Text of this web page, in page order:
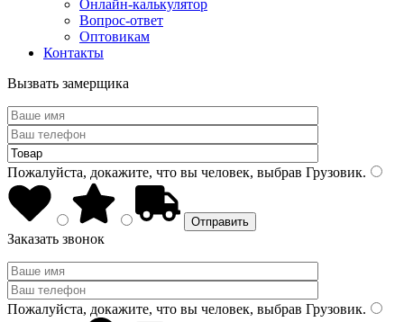
Онлайн-калькулятор
Вопрос-ответ
Оптовикам
Контакты
Вызвать замерщика
Пожалуйста, докажите, что вы человек, выбрав Грузовик.
Заказать звонок
Пожалуйста, докажите, что вы человек, выбрав Грузовик.